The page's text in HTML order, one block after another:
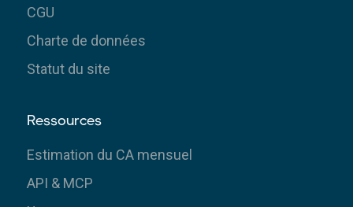
CGU
Charte de données
Statut du site
Ressources
Estimation du CA mensuel
API & MCP